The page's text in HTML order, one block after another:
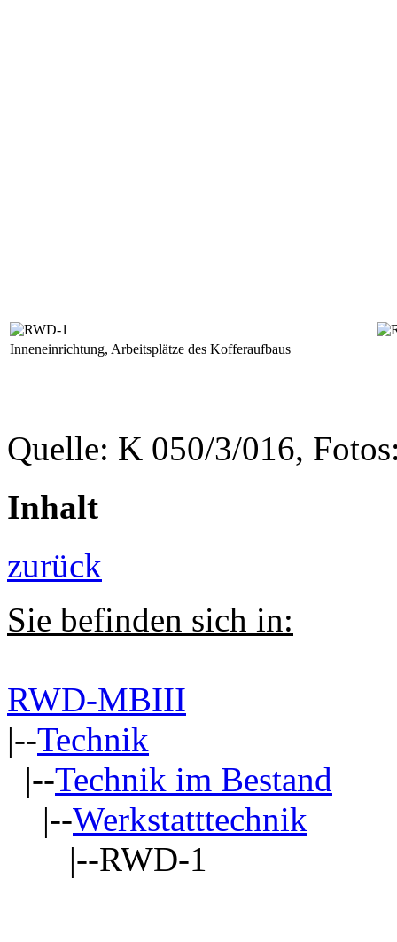
Inneneinrichtung, Arbeitsplätze des Kofferaufbaus
Quelle: K 050/3/016,
Inhalt
zurück
Sie befinden sich in:
RWD-MBIII
|--Technik
|--Technik im Bestand
|--Werkstatttechnik
|--RWD-1